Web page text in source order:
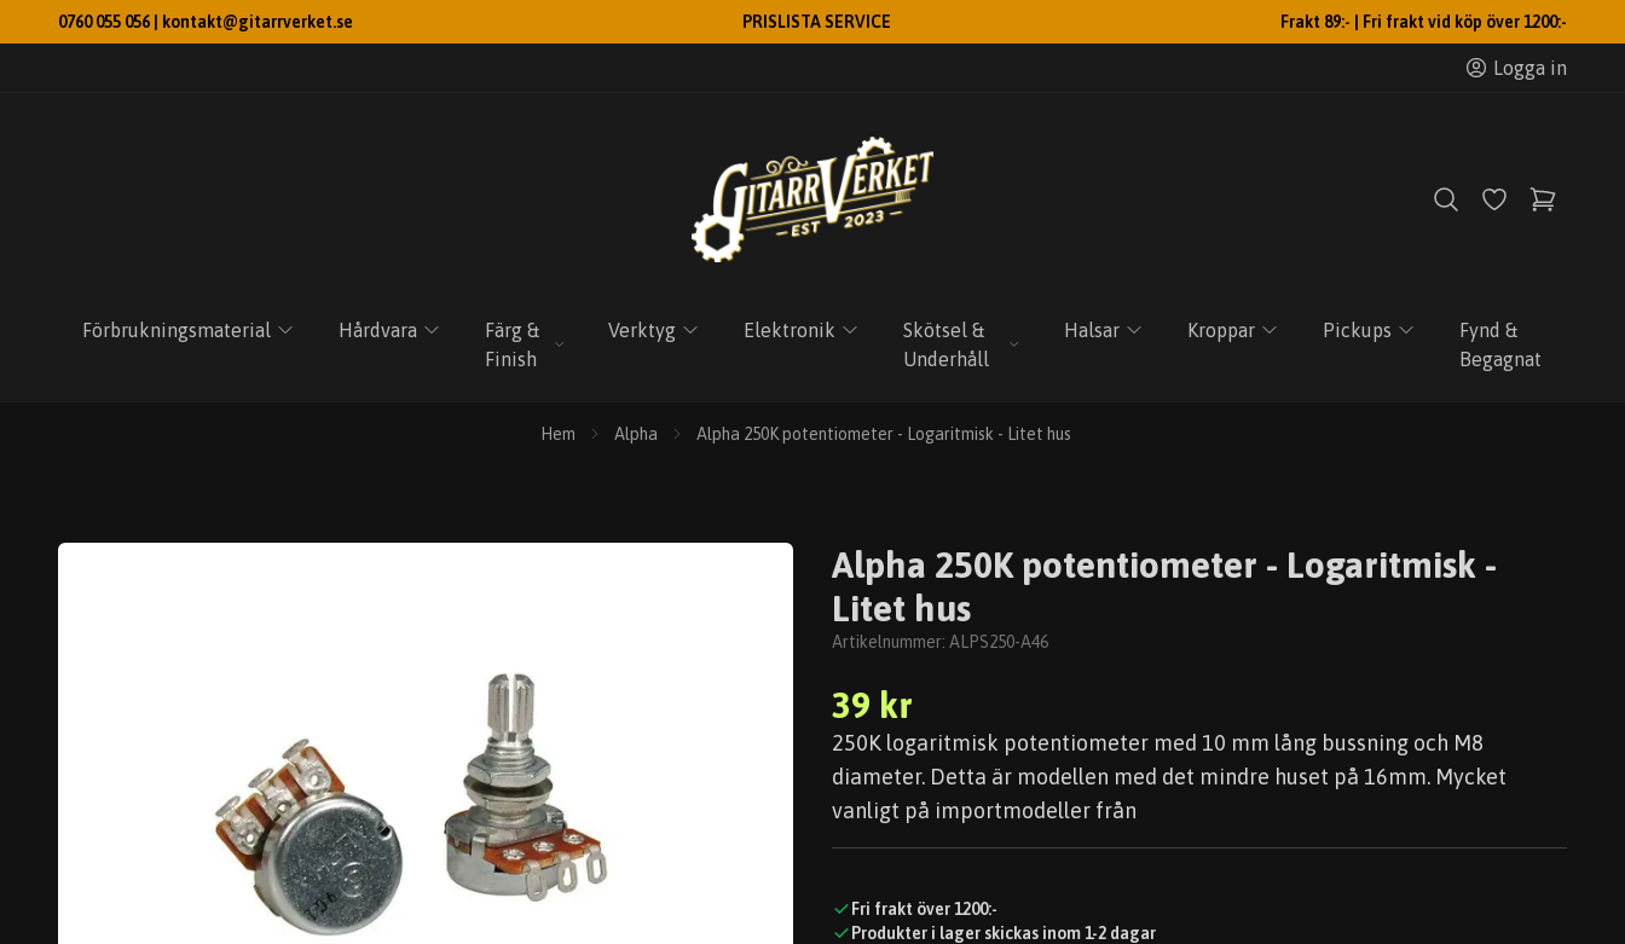
0760 055 056 | kontakt@gitarrverket.se PRISLISTA SERVICE Frakt 89:- | Fri frakt vid köp över 1200:-
Logga in
Förbrukningsmaterial Hårdvara
Färg &
Finish
Verktyg Elektronik
Skötsel &
Underhåll
Halsar Kroppar Pickups
Fynd &
Begagnat
Hem Alpha Alpha 250K potentiometer - Logaritmisk - Litet hus
Alpha 250K potentiometer - Logaritmisk -
Litet hus
Artikelnummer: ALPS250-A46
39 kr
250K logaritmisk potentiometer med 10 mm lång bussning och M8
diameter. Detta är modellen med det mindre huset på 16mm. Mycket
vanligt på importmodeller från
Fri frakt över 1200:-
Produkter i lager skickas inom 1-2 dagar